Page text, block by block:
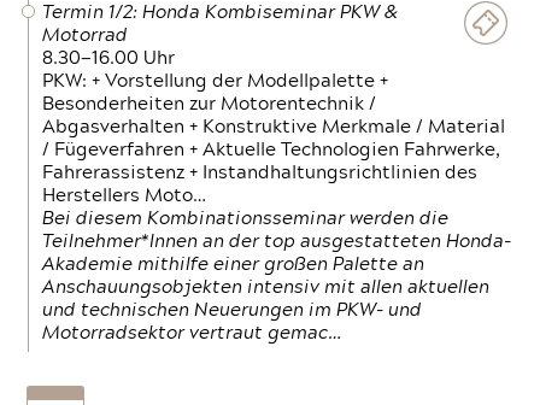
Termin 1/2: Honda Kombiseminar PKW &
Motorrad
8.30—16.00 Uhr
PKW: + Vorstellung der Modellpalette +
Besonderheiten zur Motorentechnik /
Abgasverhalten + Konstruktive Merkmale / Material
/ Fügeverfahren + Aktuelle Technologien Fahrwerke,
Fahrerassistenz + Instandhaltungsrichtlinien des
Herstellers Moto…
Bei diesem Kombinationsseminar werden die
Teilnehmer*Innen an der top ausgestatteten Honda-
Akademie mithilfe einer großen Palette an
Anschauungsobjekten intensiv mit allen aktuellen
und technischen Neuerungen im PKW- und
Motorradsektor vertraut gemac…